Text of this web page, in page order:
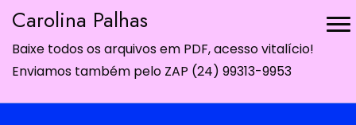
Carolina Palhas
Baixe todos os arquivos em PDF, acesso vitalício!
Enviamos também pelo ZAP (24) 99313-9953